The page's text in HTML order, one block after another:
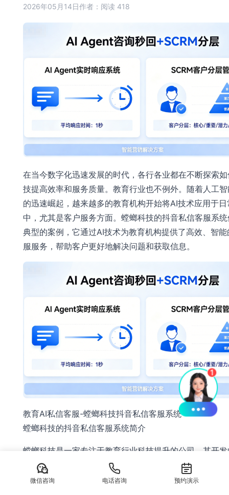
2026年05月14日作者： 阅读 418
在当今数字化迅速发展的时代，各行各业都在不断探索
技提高效率和服务质量。教育行业也不例外。随着人工
的迅速崛起，越来越多的教育机构开始将AI技术应用于
中，尤其是客户服务方面。螳螂科技的抖音私信客服系
典型的案例，它通过AI技术为教育机构提供了高效、智
服服务，帮助客户更好地解决问题和获取信息。
教育AI私信客服-螳螂科技抖音私信客服系统
螳螂科技的抖音私信客服系统简介
螳螂科技是一家专注于教育行业科技提升的公司。其开
信客服系统，融入了先进的人工智能算法，能够智能地
用户咨询和问题。该系统以自动回复、智能分配和数据
微信咨询 电话咨询 预约演示